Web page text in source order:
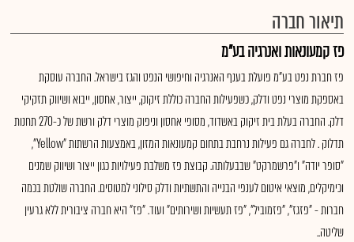
תיאור חברה
פז קמעונאות ואנרגיה בע"מ
פז חברת נפט בע"מ פועלת בענף האנרגיה וחיפושי הנפט והגז בישראל. החברה עוסקת
באספקת מוצרי נפט ודלק, כשפעילות החברה כוללת זיקוק, ייצור, אחסון, ייבוא ושיווק תזקיקי
דלק. החברה בעלת בית זיקוק באשדוד, מסופי אחסון וניפוק מוצרי דלק ורשת של כ-270 תחנות
תדלוק . לחברה גם פעילות נרחבת בתחום קמעונאות המזון, באמצעות הרשתות "Yellow",
"סופר יודה" ו"פרשמרקט" שבבעלותה. קבוצת פז משלבת פעילויות כגון ייצור ושיווק שמנים
וכימיקלים, מוצאי איטום לענפי הבנייה והתשתיות ודלק סילוני למטוסים. החברה שולטת בכמה
חברות - "פזגז", "פזמוביל", "פז תעשיות ושירותים" ועוד. "פז" היא חברה ציבורית ללא גרעין
שליטה..